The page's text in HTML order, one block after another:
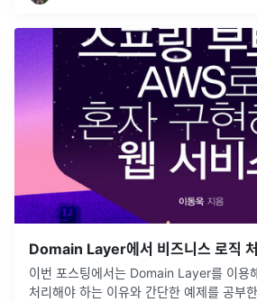
Domain Layer에서 비즈니스 로직 처
이번 포스팅에서는 Domain Layer를 이용
처리해야 하는 이유와 간단한 예제를 공부